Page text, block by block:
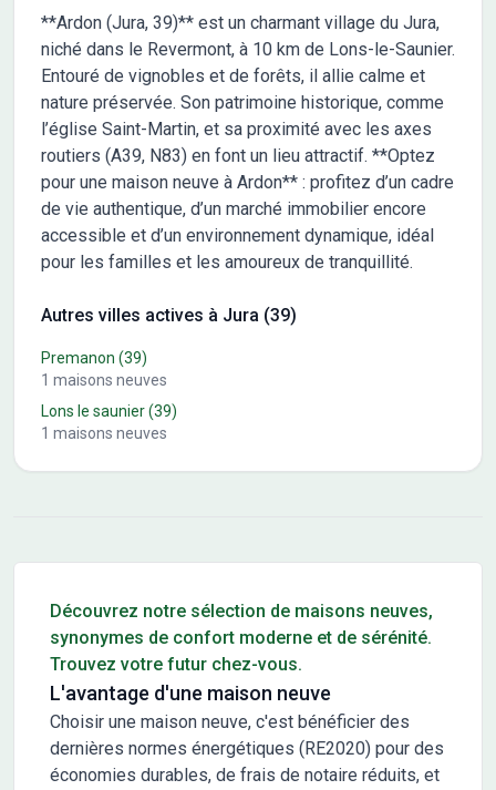
**Ardon (Jura, 39)** est un charmant village du Jura,
niché dans le Revermont, à 10 km de Lons-le-Saunier.
Entouré de vignobles et de forêts, il allie calme et
nature préservée. Son patrimoine historique, comme
l’église Saint-Martin, et sa proximité avec les axes
routiers (A39, N83) en font un lieu attractif. **Optez
pour une maison neuve à Ardon** : profitez d’un cadre
de vie authentique, d’un marché immobilier encore
accessible et d’un environnement dynamique, idéal
pour les familles et les amoureux de tranquillité.
Autres villes actives à Jura (39)
Premanon (39)
1 maisons neuves
Lons le saunier(39)
1 maisons neuves
Découvrez notre sélection de maisons neuves,
synonymes de confort moderne et de sérénité.
Trouvez votre futur chez-vous.
L'avantage d'une maison neuve
Choisir une maison neuve, c'est bénéficier des
dernières normes énergétiques (RE2020) pour des
économies durables, de frais de notaire réduits, et